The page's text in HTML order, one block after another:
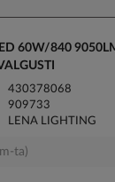
60W/840
430378068
909733
LENA LIGHTING
ta)